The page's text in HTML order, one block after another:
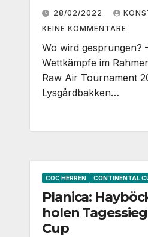
28/02/2022
KEINE KOMMENTARE
Wo wird gesprungen?
Wettkämpfe im
Raw Air Tournament
Lysgårdbakken…
COC HERREN CONTINENTAL
Planica:
holen
Cup